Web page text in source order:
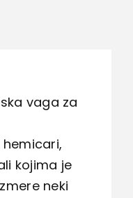
vaga za
kojima je
neki